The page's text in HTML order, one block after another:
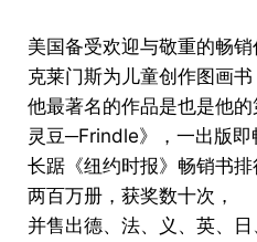
美国备受欢迎与敬重的畅销
克莱门斯为儿童创作图画书
他最著名的作品是也是他
灵豆─Frindle》，一出版即
长踞《纽约时报》畅销书
两百万册，获奖数十次，
并售出德、法、义、英、